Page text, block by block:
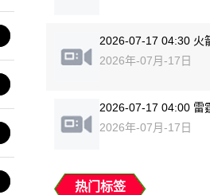
2026-07-17 04:30 火
2026年-07月-17日
2026-07-17 04:00 雷
2026年-07月-17日
热门标签